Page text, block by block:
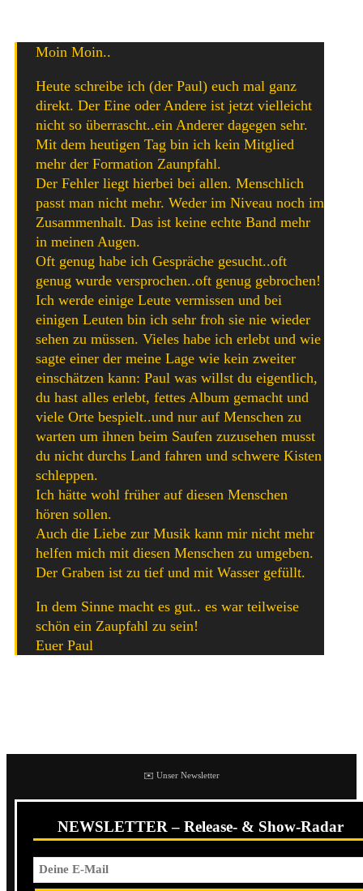
Moin Moin..
Heute schreibe ich (der Paul) euch mal ganz
direkt. Der Eine oder Andere ist jetzt vielleicht
nicht so überrascht..ein Anderer dagegen sehr.
Mit dem heutigen Tag bin ich kein Mitglied
mehr der Formation Zaunpfahl.
Der Fehler liegt hierbei bei allen. Menschlich
passt man nicht mehr. Weder im Niveau noch im
Zusammenhalt. Das ist keine echte Band mehr
in meinen Augen.
Oft genug habe ich Gespräche gesucht..oft
genug wurde versprochen..oft genug gebrochen!
Ich werde einige Leute vermissen und bei
einigen Leuten bin ich sehr froh sie nie wieder
sehen zu müssen. Vieles habe ich erlebt und wie
sagte einer der meine Lage wie kein zweiter
einschätzen kann: Paul was willst du eigentlich,
du hast alles erlebt, fettes Album gemacht und
viele Orte bespielt..und nur auf Menschen zu
warten um ihnen beim Saufen zuzusehen musst
du nicht durchs Land fahren und schwere Kisten
schleppen.
Ich hätte wohl früher auf diesen Menschen
hören sollen.
Auch die Liebe zur Musik kann mir nicht mehr
helfen mich mit diesen Menschen zu umgeben.
Der Graben ist zu tief und mit Wasser gefüllt.
In dem Sinne macht es gut.. es war teilweise
schön ein Zaupfahl zu sein!
Euer Paul
✉️ Unser Newsletter
NEWSLETTER – Release- & Show-Radar